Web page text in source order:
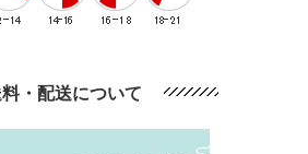
・配送について